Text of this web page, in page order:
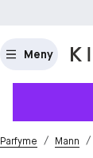
Meny
Parfyme / Mann /